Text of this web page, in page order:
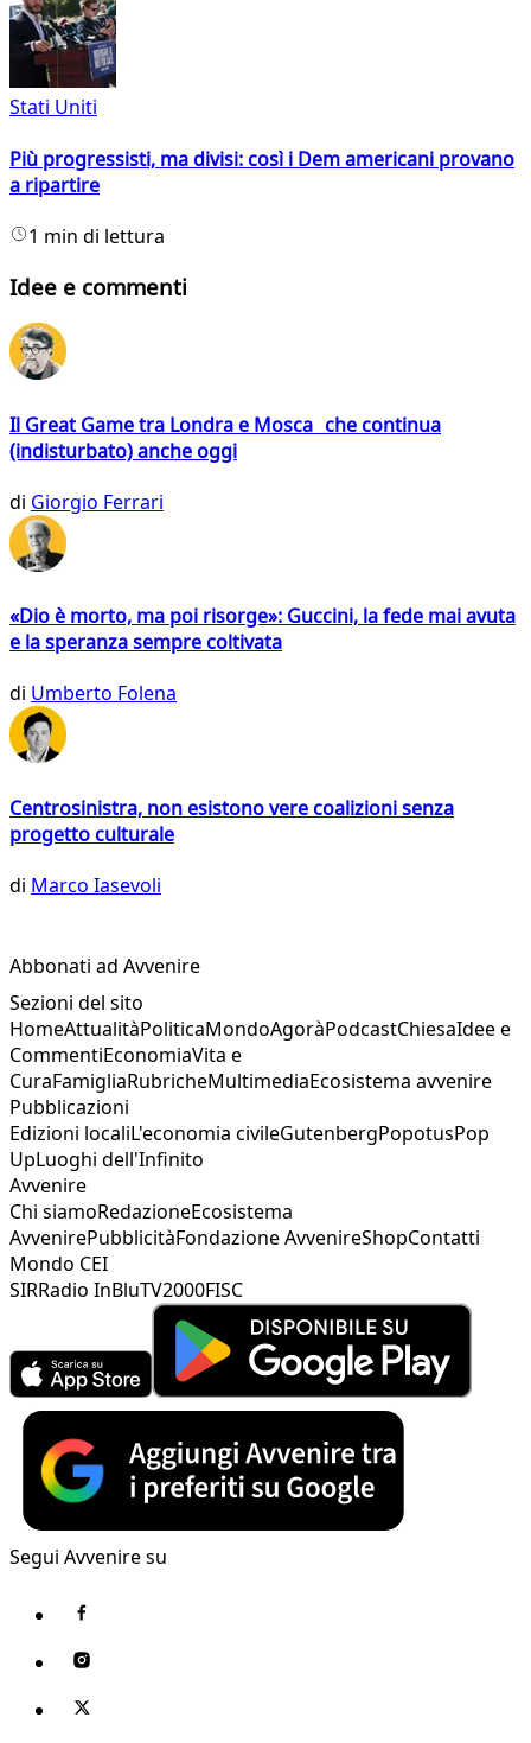
Stati Uniti
Più progressisti, ma divisi: così i Dem americani provano
a ripartire
1 min di lettura
Idee e commenti
Il Great Game tra Londra e Mosca che continua
(indisturbato) anche oggi
di Giorgio Ferrari
«Dio è morto, ma poi risorge»: Guccini, la fede mai avuta
e la speranza sempre coltivata
di Umberto Folena
Centrosinistra, non esistono vere coalizioni senza
progetto culturale
di Marco Iasevoli
Abbonati ad Avvenire
Sezioni del sito
HomeAttualitàPoliticaMondoAgoràPodcastChiesaIdee e
CommentiEconomiaVita e
CuraFamigliaRubricheMultimediaEcosistema avvenire
Pubblicazioni
Edizioni localiL'economia civileGutenbergPopotusPop
UpLuoghi dell'Infinito
Avvenire
Chi siamoRedazioneEcosistema
AvvenirePubblicitàFondazione AvvenireShopContatti
Mondo CEI
SIRRadio InBluTV2000FISC
Segui Avvenire su